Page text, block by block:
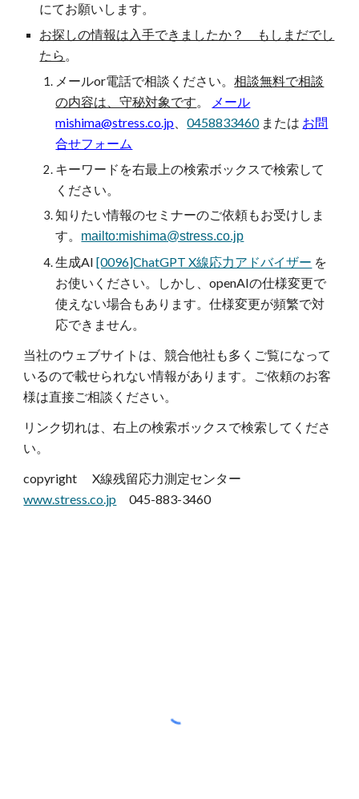
にてお願いします。
お探しの情報は入手できましたか？ もしまだでし
たら 。
メールor電話で相談ください。相談無料で相談
の内容は、守秘対象です。
メール
mishima@stress.co.jp 、0458833460または お問
合せフォーム
キーワードを右最上の検索ボックスで検索して
ください。
知りたい情報のセミナーのご依頼もお受けしま
す。 mailto:mishima@stress.co.jp
生成AI[0096]ChatGPT X線応力アドバイザー を
お使いください。しかし、openAIの仕様変更で
使えない場合もあります。仕様変更が頻繁で対
応できません。
当社のウェブサイトは、競合他社も多くご覧になって
いるので載せられない情報があります。ご依頼のお客
様は直接ご相談ください。
リンク切れは、右上の検索ボックスで検索してくださ
い。
copyright X線残留応力測定センター
www.stress.co.jp 045-883-3460